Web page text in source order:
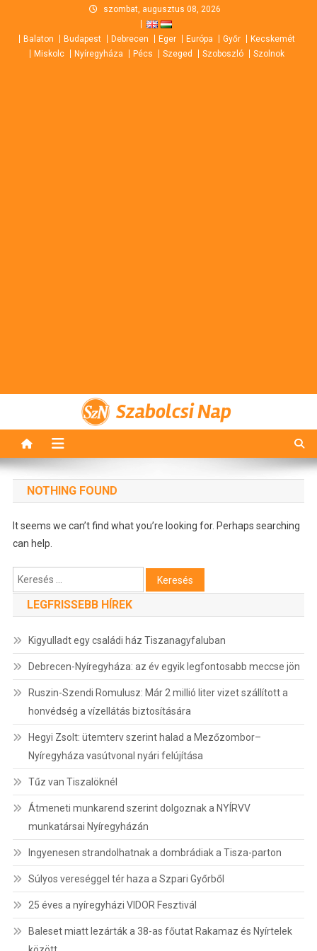
content
szombat, augusztus 08, 2026
Balaton Budapest Debrecen Eger Európa Győr
Kecskemét
Miskolc
Nyíregyháza Pécs Szeged Szoboszló Szolnok
Szabolcsi Nap
NOTHING FOUND
It seems we can’t find what you’re looking for. Perhaps searching
can help.
Keresés:
LEGFRISSEBB HÍREK
Kigyulladt egy családi ház Tiszanagyfaluban
Debrecen-Nyíregyháza: az év egyik legfontosabb meccse jön
Ruszin-Szendi Romulusz: Már 2 millió liter vizet szállított a
honvédség a vízellátás biztosítására
Hegyi Zsolt: ütemterv szerint halad a Mezőzombor–
Nyíregyháza vasútvonal nyári felújítása
Tűz van Tiszalöknél
Átmeneti munkarend szerint dolgoznak a NYÍRVV
munkatársai Nyíregyházán
Ingyenesen strandolhatnak a dombrádiak a Tisza-parton
Súlyos vereséggel tér haza a Szpari Győrből
25 éves a nyíregyházi VIDOR Fesztivál
Baleset miatt lezárták a 38-as főutat Rakamaz és Nyírtelek